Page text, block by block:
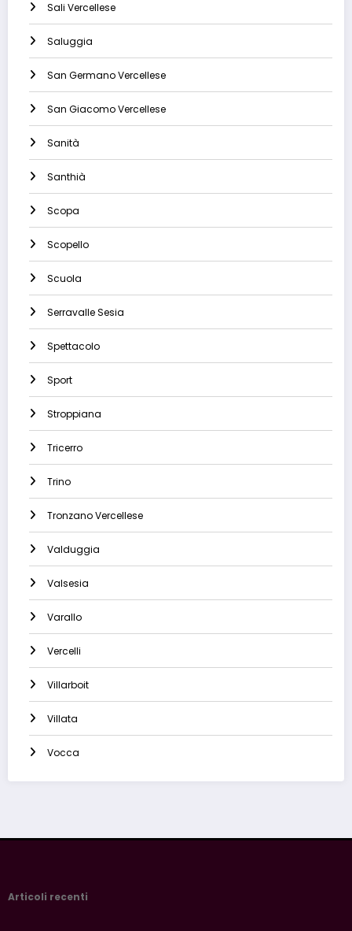
Sali Vercellese
Saluggia
San Germano Vercellese
San Giacomo Vercellese
Sanità
Santhià
Scopa
Scopello
Scuola
Serravalle Sesia
Spettacolo
Sport
Stroppiana
Tricerro
Trino
Tronzano Vercellese
Valduggia
Valsesia
Varallo
Vercelli
Villarboit
Villata
Vocca
Articoli recenti